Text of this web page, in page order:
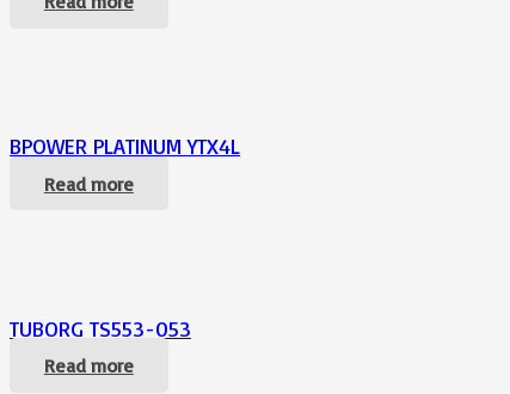
BPOWER PLATINUM YTX4L
Read more
TUBORG TS553-053
Read more